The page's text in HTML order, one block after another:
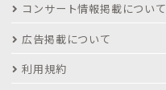
コンサート情報掲載について
広告掲載について
利用規約